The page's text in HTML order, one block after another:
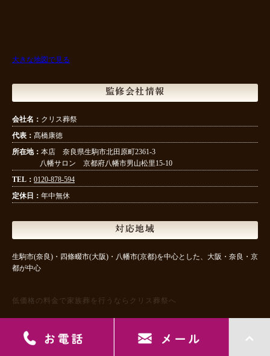
大きな地図で見る
監修会社情報
会社名： クリス葬祭
代表： 髙橋康徳
所在地： 本店 奈良県生駒市北田原町2361-3
八幡サロン 京都府八幡市男山松里15-10
TEL： 0120-878-594
定休日： 年中無休
対応地域
生駒市(奈良)・四條畷市(大阪)・八幡市(京都)を中心とした、大阪・奈良・京
都が中心
低価格の料金で家族葬を行うならクリス葬祭へ